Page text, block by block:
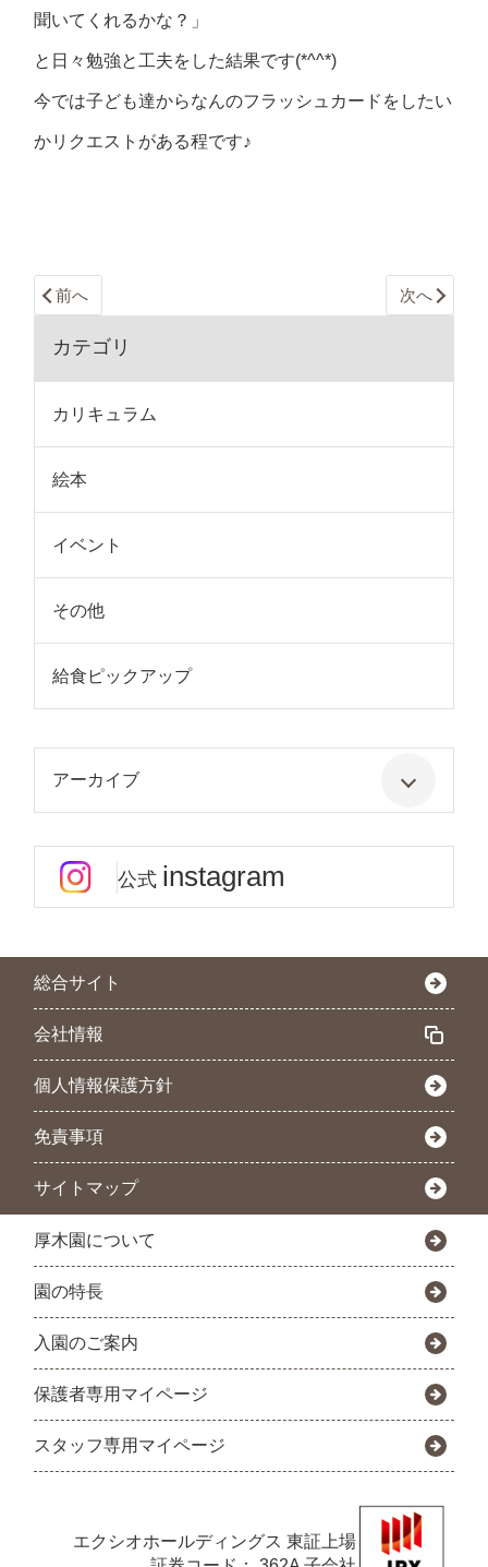
聞いてくれるかな？」
と日々勉強と工夫をした結果です(*^^*)
今では子ども達からなんのフラッシュカードをしたい
かリクエストがある程です♪
前へ 次へ
カテゴリ
カリキュラム
絵本
イベント
その他
給食ピックアップ
アーカイブ
公式 instagram
総合サイト
会社情報
個人情報保護方針
免責事項
サイトマップ
厚木園について
園の特長
入園のご案内
保護者専用マイページ
スタッフ専用マイページ
エクシオホールディングス 東証上場